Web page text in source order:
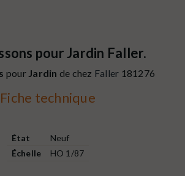
pour Jardin Faller.
pour Jardin de chez Faller 181276
Fiche technique
État
Neuf
Échelle
HO 1/87